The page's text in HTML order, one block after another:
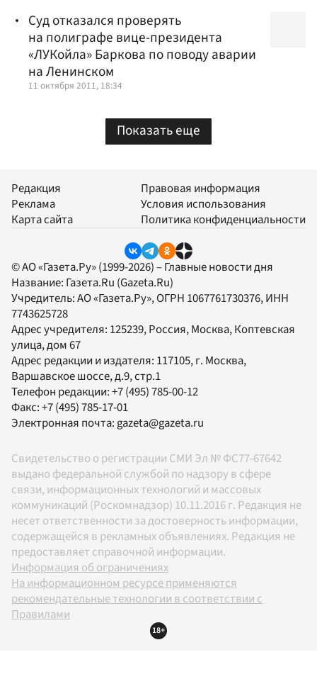
Суд отказался проверять
на полиграфе вице-президента
«ЛУКойла» Баркова по поводу аварии
на Ленинском
11 октября 2011, 18:34
Показать еще
Редакция
Реклама
Карта сайта
Правовая информация
Условия использования
Политика конфиденциальности
© АО «Газета.Ру» (1999-2026) – Главные новости дня
Название: Газета.Ru (Gazeta.Ru)
Учредитель:АО «Газета.Ру», ОГРН 1067761730376, ИНН
7743625728
Адрес учредителя: 125239, Россия, Москва, Коптевская
улица, дом 67
Адрес редакции и издателя: 117105, г. Москва,
Варшавское шоссе, д.9, стр.1
Телефон редакции:+7 (495) 785-00-12
Факс:+7 (495) 785-17-01
Электронная почта: gazeta@gazeta.ru
Свидетельство о регистрации СМИ Эл № ФС77-67642
выдано федеральной службой по надзору в сфере
связи, информационных технологий и массовых
коммуникаций (Роскомнадзор) 10.11.2016 г. Редакция не
несет ответственности за достоверность информации,
содержащейся в рекламных объявлениях. Редакция не
предоставляет справочной информации.
Информация об ограничениях
На информационном ресурсе применяются
рекомендательные технологии в соответствии с
Правилами
18+